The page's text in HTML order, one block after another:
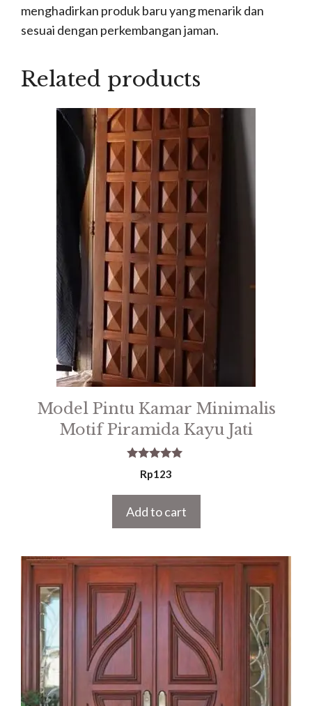
menghadirkan produk baru yang menarik dan
sesuai dengan perkembangan jaman.
Related products
Model Pintu Kamar Minimalis
Motif Piramida Kayu Jati
5.00
out of 5
Rp123
Add to cart